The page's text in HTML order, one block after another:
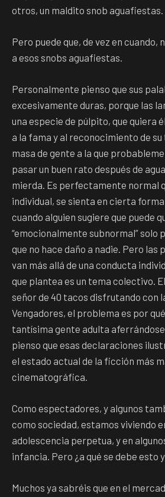
otros, un maldito snob aguafiestas.
Pero puede que, de vez en cuando,
a esos snobs aguafiestas.
Personalmente pienso que sus
excesivamente duras, porque las
una especie de púlpito, que quiera
a la fama y al reconocimiento de
masa de gente a la que
pasar un buen rato después de
mierda. Es perfectamente normal
individual, se sienta en cierta
cuando alguien sugiere que puede
“emocionalmente subnormal” solo
que no hace daño a nadie. Pero las
van más allá de una conducta
que plantea es un tema colectivo.
señor de 40 tacos disfrutando con
Vengadores, el problema es por
tantísima gente adulta aferrándose
pienso que esas declaraciones
el estado actual de la ficción más
cinematográfica.
Como espectadores, y algunos
como sociedad, estamos viviendo
adolescencia perpetua, y en
infancia. Pero ¿a qué se debe esto
Muchos ya sabréis que en el